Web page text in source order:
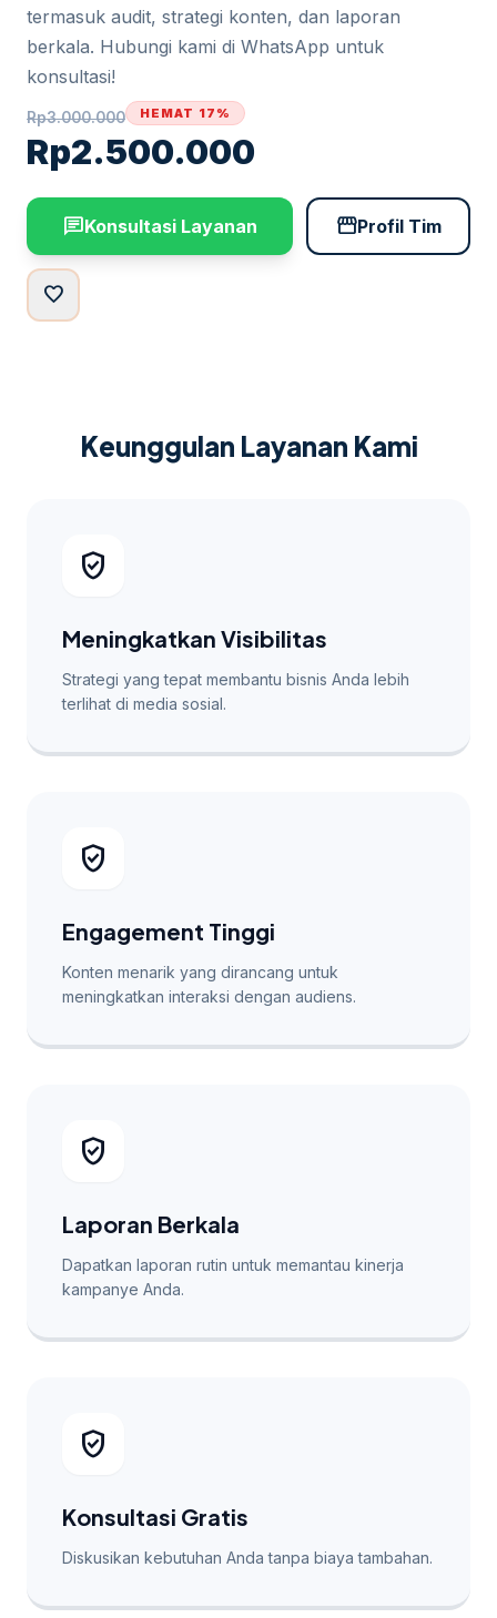
termasuk audit, strategi konten, dan laporan
berkala. Hubungi kami di WhatsApp untuk
konsultasi!
Rp3.000.000
Rp2.500.000
HEMAT 17%
chatKonsultasi Layanan storefrontProfil Tim
favorite
Keunggulan Layanan Kami
verified_user
Meningkatkan Visibilitas
Strategi yang tepat membantu bisnis Anda lebih
terlihat di media sosial.
verified_user
Engagement Tinggi
Konten menarik yang dirancang untuk
meningkatkan interaksi dengan audiens.
verified_user
Laporan Berkala
Dapatkan laporan rutin untuk memantau kinerja
kampanye Anda.
verified_user
Konsultasi Gratis
Diskusikan kebutuhan Anda tanpa biaya tambahan.